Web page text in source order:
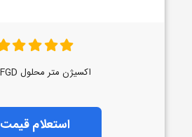
اکسیژن متر محلول PCE-FGD
استعلام قیمت